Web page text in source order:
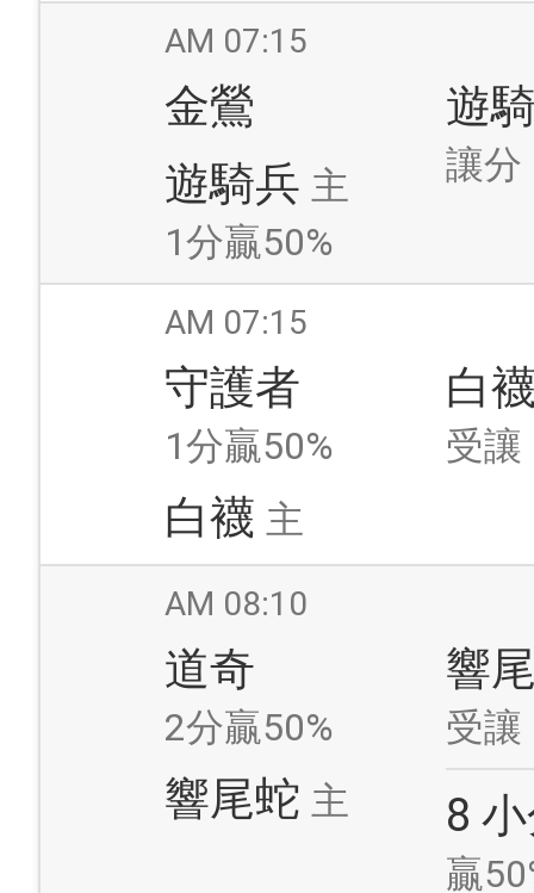
AM 07:15
金鶯
遊騎兵 主
1分贏50%
遊
讓分
AM 07:15
守護者
1分贏50%
白襪 主
白
受讓
AM 08:10
道奇
2分贏50%
響尾蛇 主
響
受讓
8
贏